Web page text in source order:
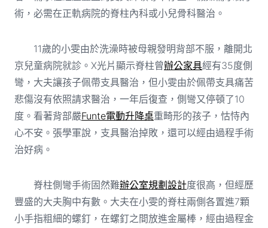
術，必需在正軌病院的脊柱內科或小兒骨科醫治。
11歲的小雯由於洗澡時被母親發明背部不服，離開北
京兒童病院就診。X光片顯示脊柱曾辦公家具經有35度側
彎，大夫讓孩子佩帶支具醫治，但小雯由於佩帶支具痛苦
悲傷沒有依照請求醫治，一年后復查，側彎又停頓了10
度。看著背部嚴Funte電動升降桌重畸形的孩子，怙恃內
心不安。張學軍說，支具醫治掉敗，還可以經由過程手術
治好病。
脊柱側彎手術固然難辦公室規劃設計度很高，但經歷
豐盛的大夫胸中有數。大夫在小雯的脊柱兩側各置進7顆
小手指粗細的螺釘，在螺釘之間放進金屬棒，經由過程金